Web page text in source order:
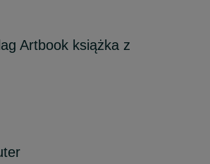
Artbook książka z